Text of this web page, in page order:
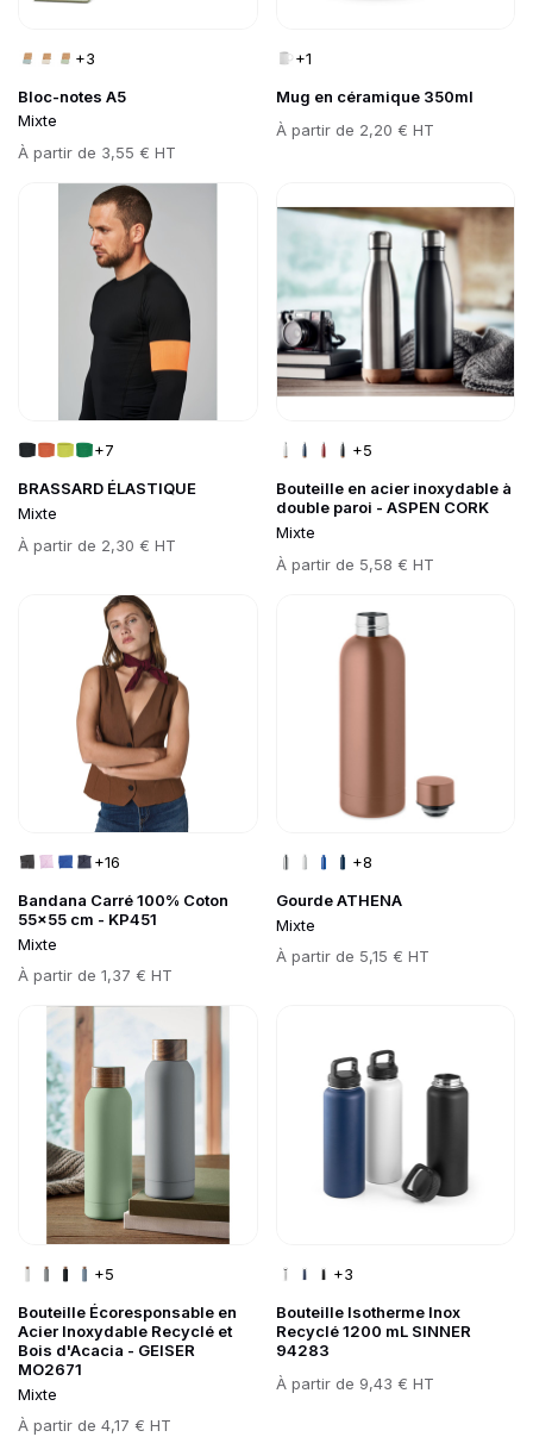
Bloc-notes A5
Mixte
Prix
À partir de 3,55 € HT
+3
Mug en céramique 350ml
Prix
À partir de 2,20 € HT
+1
BRASSARD ÉLASTIQUE
Mixte
Prix
À partir de 2,30 € HT
+7
Go to product page
Bouteille en acier inoxydable à
double paroi - ASPEN CORK
Mixte
Prix
À partir de 5,58 € HT
+5
Bandana Carré 100% Coton
55x55 cm - KP451
Mixte
Prix
À partir de 1,37 € HT
+16
Go to product page
Gourde ATHENA
Mixte
Prix
À partir de 5,15 € HT
+8
Go to product page
Bouteille Écoresponsable en
Acier Inoxydable Recyclé et
Bois d'Acacia - GEISER
MO2671
Mixte
Prix
À partir de 4,17 € HT
+5
Go to product page
Bouteille Isotherme Inox
Recyclé 1200 mL SINNER
94283
Prix
À partir de 9,43 € HT
+3